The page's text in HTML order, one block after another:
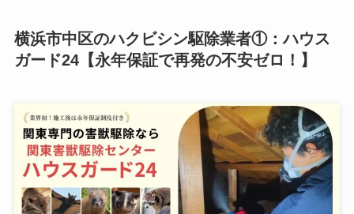
横浜市中区のハクビシン駆除業者①：ハウス
ガード24【永年保証で再発の不安ゼロ！】